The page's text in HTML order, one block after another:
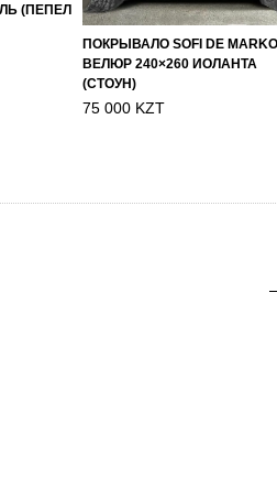
(ПЕПЕЛ
ПОКРЫВАЛО SOFI DE MARKO
ВЕЛЮР 240×260 ИОЛАНТА
(СТОУН)
75 000 KZT